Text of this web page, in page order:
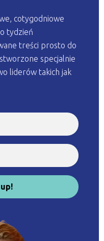
cotygodniowe
tydzień
treści prosto do
specjalnie
liderów takich jak